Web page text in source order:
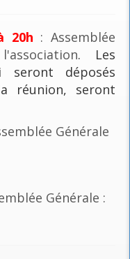
20h : Assemblée
. Les
seront déposés
réunion, seront
Générale
Générale :